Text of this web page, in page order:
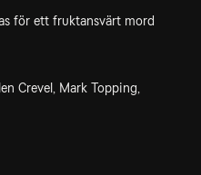
för ett fruktansvärt mord
Crevel, Mark Topping,